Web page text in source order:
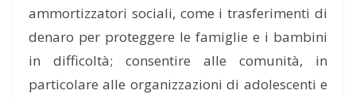
ammortizzatori sociali, come i trasferimenti di
denaro per proteggere le famiglie e i bambini
in difficoltà; consentire alle comunità, in
particolare alle organizzazioni di adolescenti e